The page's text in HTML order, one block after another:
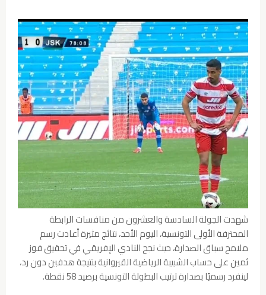
شهدت الجولة السادسة والعشرون من منافسات الرابطة
المحترفة الأولى التونسية، اليوم الأحد، نتائج مثيرة أعادت رسم
ملامح سباق الصدارة، حيث نجح النادي الإفريقي في تحقيق فوز
ثمين على حساب الشبيبة الرياضية القيروانية بنتيجة هدفين دون رد،
لينفرد رسميًا بصدارة ترتيب البطولة التونسية برصيد 58 نقطة.